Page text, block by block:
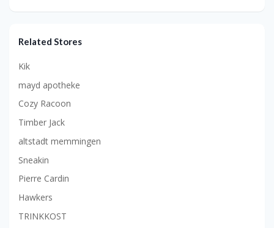
Related Stores
Kik
mayd apotheke
Cozy Racoon
Timber Jack
altstadt memmingen
Sneakin
Pierre Cardin
Hawkers
TRINKKOST